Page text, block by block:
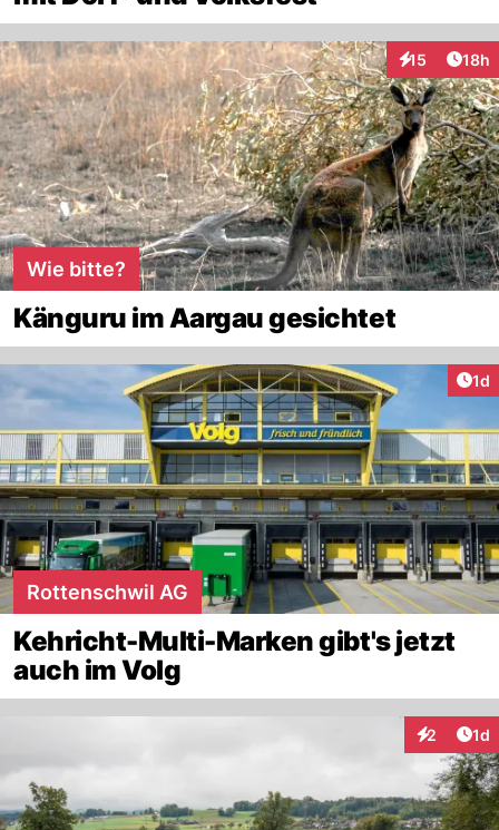
15
Interaktionen
18h
Wie bitte?
Känguru im Aargau gesichtet
1d
Rottenschwil AG
Kehricht-Multi-Marken gibt's jetzt
auch im Volg
2 1d